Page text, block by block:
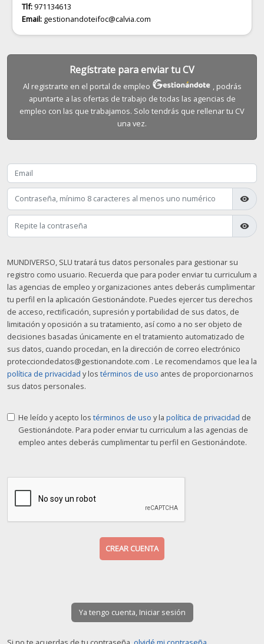
Tlf: 971134613
Email: gestionandoteifoc@calvia.com
Regístrate para enviar tu CV
Al registrarte en el portal de empleo
, podrás
apuntarte a las ofertas de trabajo de todas las agencias de
empleo con las que trabajamos. Solo tendrás que rellenar tu CV
una vez.
visibility
visibility
MUNDIVERSO, SLU tratará tus datos personales para gestionar su
registro como usuario. Recuerda que para poder enviar tu curriculum a
las agencias de empleo y organizaciones antes deberás cumplimentar
tu perfil en la aplicación Gestionándote. Puedes ejercer tus derechos
de acceso, rectificación, supresión y portabilidad de sus datos, de
limitación y oposición a su tratamiento, así como a no ser objeto de
decisiones basadas únicamente en el tratamiento automatizado de
sus datos, cuando procedan, en la dirección de correo electrónico
protecciondedatos@gestionandote.com . Le recomendamos que lea la
política de privacidad y los términos de uso antes de proporcionarnos
sus datos personales.
He leído y acepto lostérminos de uso y lapolítica de privacidad de
Gestionándote. Para poder enviar tu curriculum a las agencias de
empleo antes deberás cumplimentar tu perfil en Gestionándote.
Ya tengo cuenta, Iniciar sesión